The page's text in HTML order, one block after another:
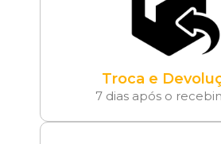
Troca e
7 dias após o